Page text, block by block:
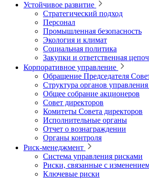
Устойчивое развитие
Стратегический подход
Персонал
Промышленная безопасность
Экология и климат
Социальная политика
Закупки и ответственная
Корпоративное управление
Обращение Председателя
Структура органов
Общее собрание акционеров
Совет директоров
Комитеты Совета директоров
Исполнительные органы
Отчет о вознаграждении
Органы контроля
Риск-менеджмент
Система управления рисками
Риски, связанные с
Ключевые риски